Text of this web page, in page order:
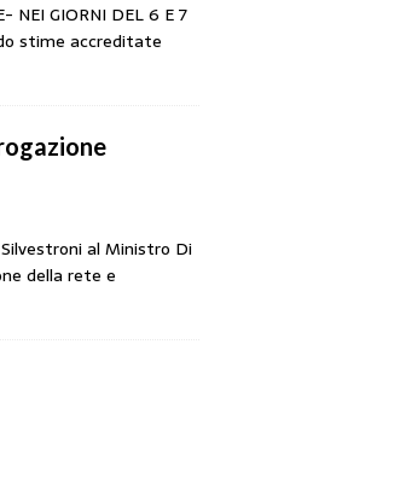
NEI GIORNI DEL 6 E 7
stime accreditate
al Ministro Di
della rete e